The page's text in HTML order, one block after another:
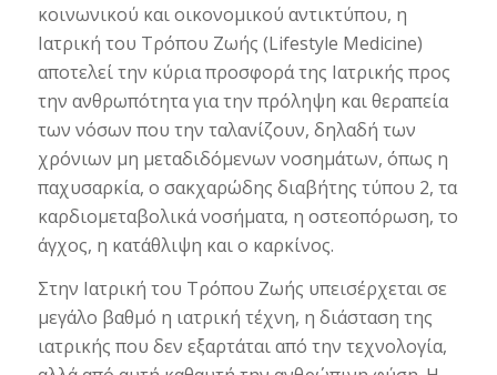
κοινωνικού και οικονομικού αντικτύπου, η
Ιατρική του Τρόπου Ζωής (Lifestyle Medicine)
αποτελεί την κύρια προσφορά της Ιατρικής προς
την ανθρωπότητα για την πρόληψη και θεραπεία
των νόσων που την ταλανίζουν, δηλαδή των
χρόνιων μη μεταδιδόμενων νοσημάτων, όπως η
παχυσαρκία, ο σακχαρώδης διαβήτης τύπου 2, τα
καρδιομεταβολικά νοσήματα, η οστεοπόρωση, το
άγχος, η κατάθλιψη και ο καρκίνος.
Στην Ιατρική του Τρόπου Ζωής υπεισέρχεται σε
μεγάλο βαθμό η ιατρική τέχνη, η διάσταση της
ιατρικής που δεν εξαρτάται από την τεχνολογία,